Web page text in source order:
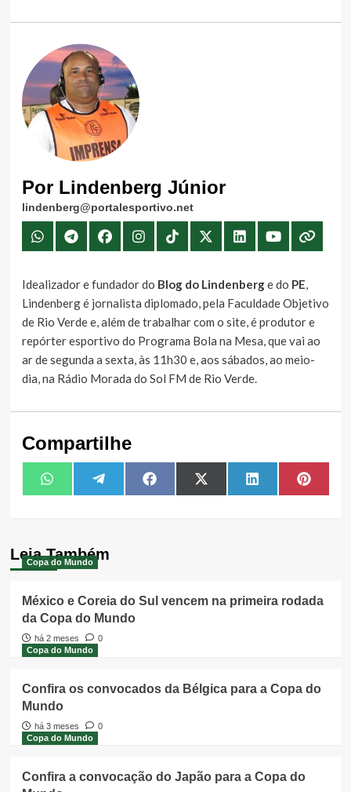
Por Lindenberg Júnior
lindenberg@portalesportivo.net
Idealizador e fundador do Blog do Lindenberge do PE,
Lindenberg é jornalista diplomado, pela Faculdade Objetivo
de Rio Verde e, além de trabalhar com o site, é produtor e
repórter esportivo do Programa Bola na Mesa, que vai ao
ar de segunda a sexta, às 11h30 e, aos sábados, ao meio-
dia, na Rádio Morada do Sol FM de Rio Verde.
Compartilhe
Share
on
WhatsAppShare
on
TelegramShare
on
FacebookShare
on
X
(Twitter)
Share
on
LinkedIn Share
on
Leia Também
Copa do Mundo
México e Coreia do Sul vencem na primeira rodada
da Copa do Mundo
há 2 meses
0
Copa do Mundo
Confira os convocados da Bélgica para a Copa do
Mundo
há 3 meses
0
Copa do Mundo
Confira a convocação do Japão para a Copa do